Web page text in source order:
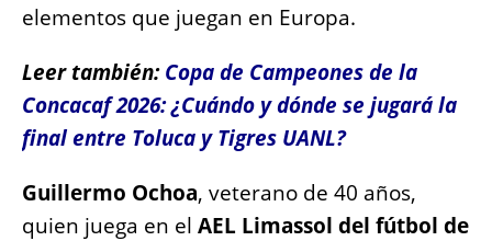
elementos que juegan en Europa.
Leer también:Copa de Campeones de la
Concacaf 2026: ¿Cuándo y dónde se jugará la
final entre Toluca y Tigres UANL?
Guillermo Ochoa, veterano de 40 años,
quien juega en el AEL Limassol del fútbol de